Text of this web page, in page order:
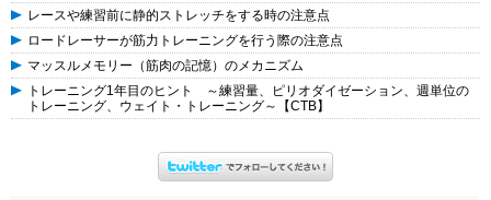
レースや練習前に静的ストレッチをする時の注意点
ロードレーサーが筋力トレーニングを行う際の注意点
マッスルメモリー（筋肉の記憶）のメカニズム
トレーニング1年目のヒント ～練習量、ピリオダイゼーション、週単位の
トレーニング、ウェイト・トレーニング～【CTB】